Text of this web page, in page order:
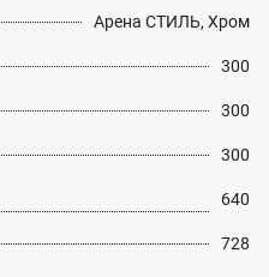
Арена СТИЛЬ, Хром
300
300
300
640
728